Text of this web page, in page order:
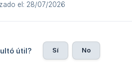
el: 28/07/2026
útil? Sí No